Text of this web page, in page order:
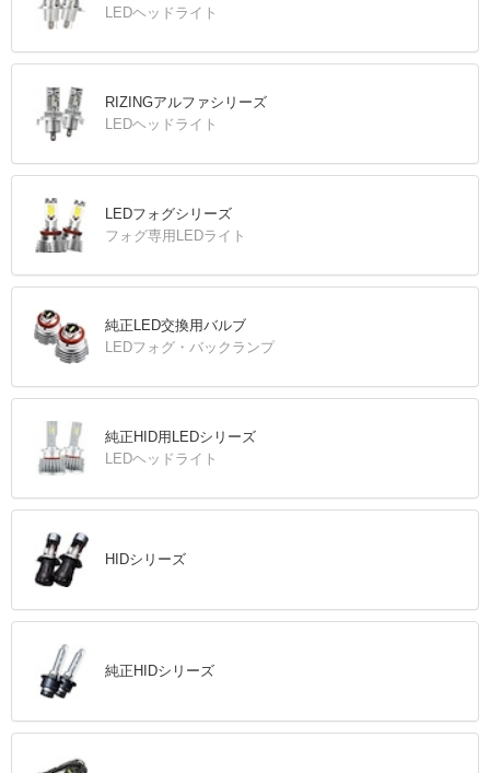
LEDヘッドライト
RIZINGアルファシリーズ
LEDヘッドライト
LEDフォグシリーズ
フォグ専用LEDライト
純正LED交換用バルブ
LEDフォグ・バックランプ
純正HID用LEDシリーズ
LEDヘッドライト
HIDシリーズ
純正HIDシリーズ